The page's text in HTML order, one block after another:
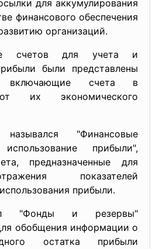
для аккумулирования
финансового обеспечения
организаций.
счетов для учета и
были представлены
включающие счета в
их экономического
"Финансовые
прибыли",
предназначенные для
показателей
прибыли.
"Фонды и резервы"
обобщения информации о
остатка прибыли